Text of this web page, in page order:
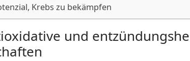
Krebs zu bekämpfen
und